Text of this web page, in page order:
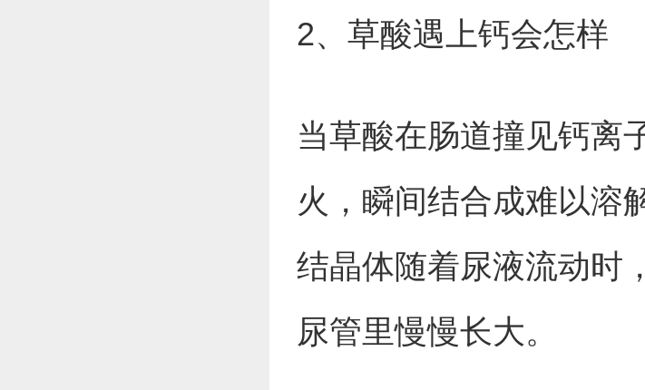
2、草酸遇上钙会怎样
当草酸在肠道撞见钙离
火，瞬间结合成难以溶
结晶体随着尿液流动时
尿管里慢慢长大。